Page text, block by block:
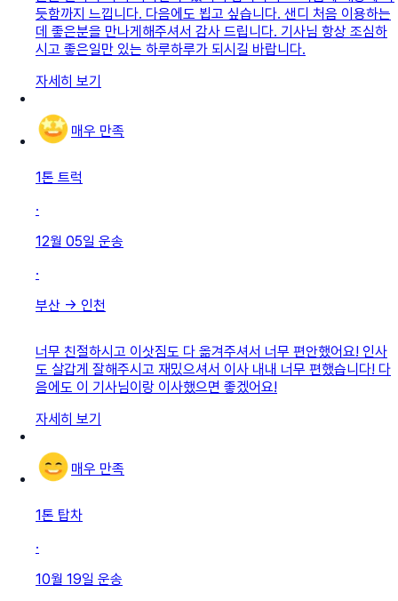
듯함까지 느낍니다. 다음에도 뵙고 싶습니다. 샌디 처음 이용하는
데 좋은분을 만나게해주셔서 감사 드립니다. 기사님 항상 조심하
시고 좋은일만 있는 하루하루가 되시길 바랍니다.
자세히 보기
매우 만족
1톤 트럭
·
12월 05일 운송
·
부산 → 인천
너무 친절하시고 이삿짐도 다 옮겨주셔서 너무 편안했어요! 인사
도 살갑게 잘해주시고 재밌으셔서 이사 내내 너무 편했습니다! 다
음에도 이 기사님이랑 이사했으면 좋겠어요!
자세히 보기
매우 만족
1톤 탑차
·
10월 19일 운송